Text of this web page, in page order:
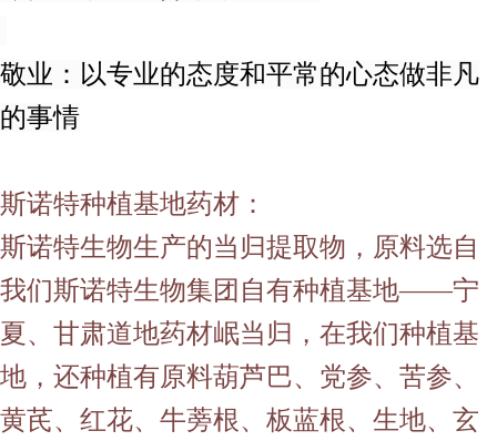
敬业：以专业的态度和平常的心态做非凡
的事情
斯诺特种植基地药材：
斯诺特生物生产的当归提取物，原料选自
我们斯诺特生物集团自有种植基地——宁
夏、甘肃道地药材岷当归，在我们种植基
地，还种植有原料葫芦巴、党参、苦参、
黄芪、红花、牛蒡根、板蓝根、生地、玄